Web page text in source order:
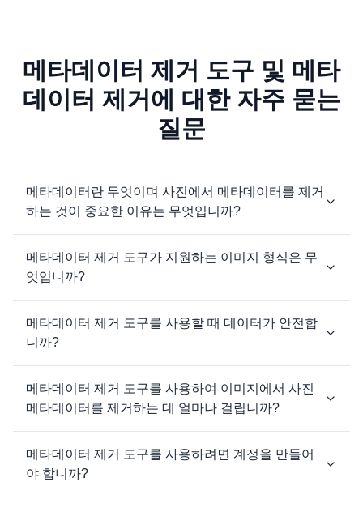
메타데이터 제거 도구 및 메타
데이터 제거에 대한 자주 묻는
질문
메타데이터란 무엇이며 사진에서 메타데이터를 제거
하는 것이 중요한 이유는 무엇입니까?
메타데이터 제거 도구가 지원하는 이미지 형식은 무
엇입니까?
메타데이터 제거 도구를 사용할 때 데이터가 안전합
니까?
메타데이터 제거 도구를 사용하여 이미지에서 사진
메타데이터를 제거하는 데 얼마나 걸립니까?
메타데이터 제거 도구를 사용하려면 계정을 만들어
야 합니까?